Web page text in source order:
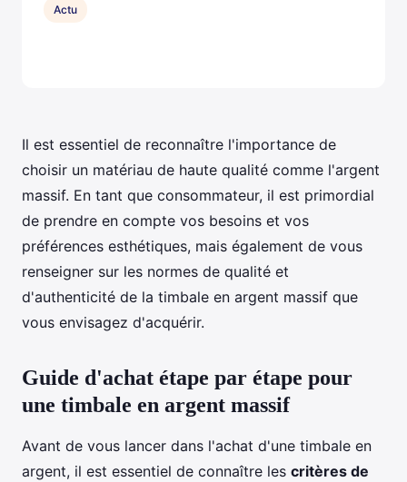
Il est essentiel de reconnaître l'importance de
choisir un matériau de haute qualité comme l'argent
massif. En tant que consommateur, il est primordial
de prendre en compte vos besoins et vos
préférences esthétiques, mais également de vous
renseigner sur les normes de qualité et
d'authenticité de la timbale en argent massif que
vous envisagez d'acquérir.
Guide d'achat étape par étape pour
une timbale en argent massif
Avant de vous lancer dans l'achat d'une timbale en
argent, il est essentiel de connaître les critères de
Actu